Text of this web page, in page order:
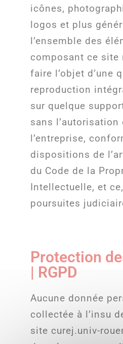
icônes,
logos et plus
l’ensemble des
composant ce site
faire l’objet d’une
reproduction
sur quelque
sans l’autorisation
l’entreprise,
dispositions de
du Code de la
Intellectuelle, et
poursuites
Protection
| RGPD
Aucune donnée
collectée à l’insu
site curej.univ-